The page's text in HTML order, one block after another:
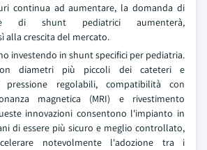
continua ad aumentare, la domanda di
di shunt pediatrici aumenterà,
alla crescita del mercato.
investendo in shunt specifici per pediatria.
diametri più piccoli dei cateteri e
pressione regolabili, compatibilità con
magnetica (MRI) e rivestimento
innovazioni consentono l'impianto in
di essere più sicuro e meglio controllato,
notevolmente l'adozione tra i